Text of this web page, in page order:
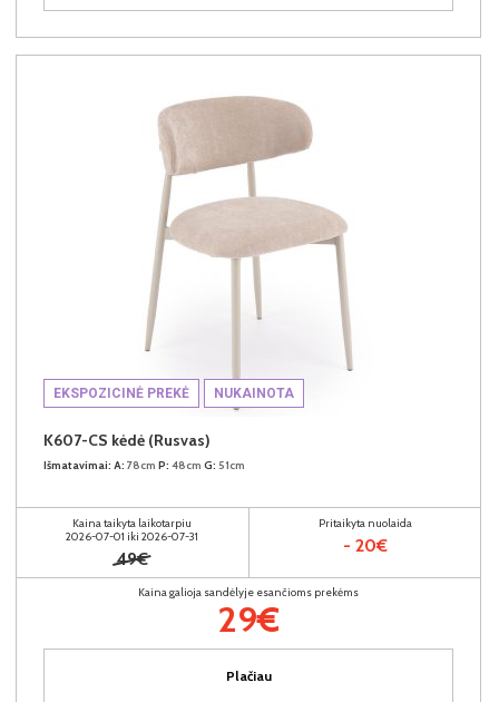
EKSPOZICINĖ PREKĖ NUKAINOTA
K607-CS kėdė (Rusvas)
Išmatavimai: A: 78cm P: 48cm G: 51cm
Kaina taikyta laikotarpiu
2026-07-01 iki 2026-07-31
49€
Pritaikyta nuolaida
- 20€
Kaina galioja sandėlyje esančioms prekėms
29€
Plačiau